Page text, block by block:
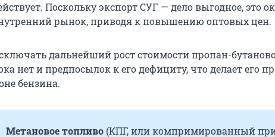
Поскольку экспорт СУГ — дело выгодное, это
рынок, приводя к повышению оптовых цен.
дальнейший рост стоимости пропан-
нет и предпосылок к его дефициту, что делает его
бензина.
Метановое топливо (КПГ, или компримированный